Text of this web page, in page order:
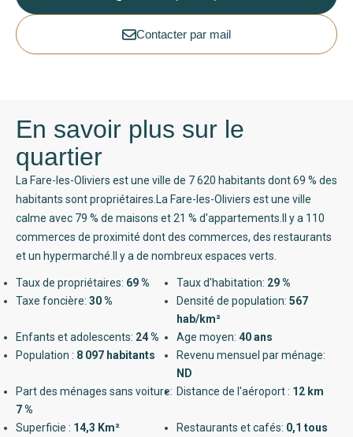
Contacter par mail
En savoir plus sur le
quartier
La Fare-les-Oliviers est une ville de 7 620 habitants dont 69 % des
habitants sont propriétaires.La Fare-les-Oliviers est une ville
calme avec 79 % de maisons et 21 % d'appartements.Il y a 110
commerces de proximité dont des commerces, des restaurants
et un hypermarché.Il y a de nombreux espaces verts.
Taux de propriétaires: 69 % Taux d'habitation: 29 %
Taxe foncière: 30 % Densité de population: 567
hab/km²
Enfants et adolescents: 24 % Age moyen: 40 ans
Population : 8 097 habitants
Revenu mensuel par ménage:
ND
Part des ménages sans voiture:
7 %
Distance de l'aéroport : 12 km
Superficie : 14,3 Km² Restaurants et cafés: 0,1 tous